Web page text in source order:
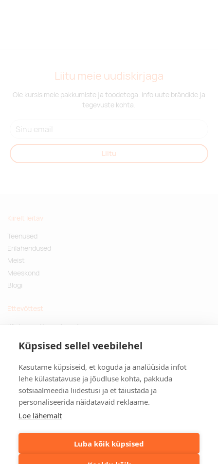
Küpsised sellel veebilehel
Kasutame küpsiseid, et koguda ja analüüsida infot
lehe külastatavuse ja jõudluse kohta, pakkuda
sotsiaalmeedia liidestusi ja et täiustada ja
personaliseerida näidatavaid reklaame.
Loe lähemalt
Luba kõik küpsised
Liitu meie uudiskirjaga
Ole kursis meie pakkumiste ja toodetega. Info uute brändide ja
tegevuste kohta.
Liitu
Kiirelt leitav
Teenused
Erilahendused
Meist
Meeskond
Blogi
Ettevõttest
Küsimused ja vastused
Privaatsuspoliitika
Kontakt
Tulika põik 3, Tallinn
info@kinkston.ee
+372 6989 100
Sotsiaalmeedia